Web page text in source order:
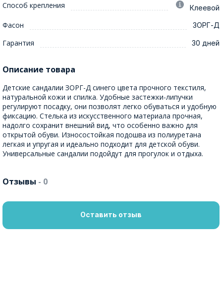
Способ крепления Клеевой
Фасон ЗОРГ-Д
Гарантия 30 дней
Описание товара
Детские сандалии ЗОРГ-Д синего цвета прочного текстиля,
натуральной кожи и спилка. Удобные застежки-липучки
регулируют посадку, они позволят легко обуваться и удобную
фиксацию. Стелька из искусственного материала прочная,
надолго сохранит внешний вид, что особенно важно для
открытой обуви. Износостойкая подошва из полиуретана
легкая и упругая и идеально подходит для детской обуви.
Универсальные сандалии подойдут для прогулок и отдыха.
Отзывы - 0
Оставить отзыв